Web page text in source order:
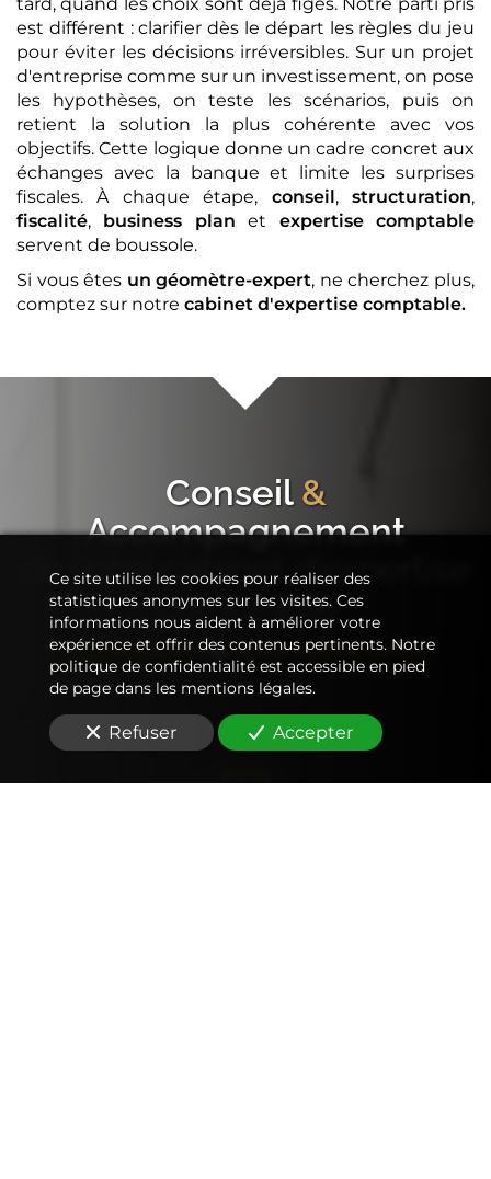
est différent : clarifier dès le départ les règles du jeu
pour éviter les décisions irréversibles. Sur un projet
d'entreprise comme sur un investissement, on pose
les hypothèses, on teste les scénarios, puis on
retient la solution la plus cohérente avec vos
objectifs. Cette logique donne un cadre concret aux
échanges avec la banque et limite les surprises
fiscales. À chaque étape, conseil,structuration,
fiscalité, business plan et expertise comptable
servent de boussole.
Si vous êtes un géomètre-expert, ne cherchez plus,
comptez sur notre cabinet d'expertise comptable.
Conseil &
Accompagnement
de votrecabinet d'expertise
comptable
Immobilier&Entreprenariat
Ce site utilise les cookies pour réaliser des
statistiques anonymes sur les visites. Ces
informations nous aident à améliorer votre
expérience et offrir des contenus pertinents. Notre
politique de confidentialité est accessible en pied
de page dans les mentions légales.
Refuser Accepter